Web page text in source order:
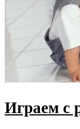
Играем с